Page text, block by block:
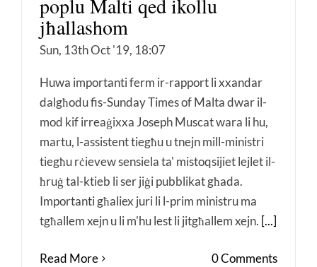
poplu Malti qed ikollu
jħallashom
Sun, 13th Oct '19, 18:07
Huwa importanti ferm ir-rapport li xxandar
dalgħodu fis-Sunday Times of Malta dwar il-
mod kif irreaġixxa Joseph Muscat wara li hu,
martu, l-assistent tiegħu u tnejn mill-ministri
tiegħu rċievew sensiela ta' mistoqsijiet lejlet il-
ħruġ tal-ktieb li ser jiġi pubblikat għada.
Importanti għaliex juri li l-prim ministru ma
tgħallem xejn u li m'hu lest li jitgħallem xejn. [...]
Read More 0 Comments